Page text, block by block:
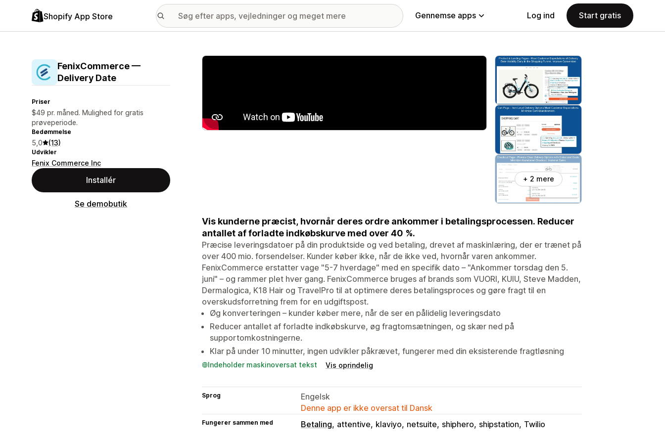
Shopify App Store Gennemse apps Log ind Start gratis
FenixCommerce —
Delivery Date
Priser
$49 pr. måned. Mulighed for gratis
prøveperiode.
Bedømmelse
5,0 (13)
Udvikler
Fenix Commerce Inc
Installér
Se demobutik
Galleri med udvalgte billeder
+ 2 mere
Vis kunderne præcist, hvornår deres ordre ankommer i betalingsprocessen. Reducer
antallet af forladte indkøbskurve med over 40 %.
Præcise leveringsdatoer på din produktside og ved betaling, drevet af maskinlæring, der er trænet på
over 400 mio. forsendelser. Kunder køber ikke, når de ikke ved, hvornår varen ankommer.
FenixCommerce erstatter vage "5-7 hverdage" med en specifik dato – "Ankommer torsdag den 5.
juni" – og rammer plet hver gang. FenixCommerce bruges af brands som VUORI, KUIU, Steve Madden,
Dermalogica, K18 Hair og TravelPro til at optimere deres betalingsproces og gøre fragt til en
overskudsforretning frem for en udgiftspost.
Øg konverteringen – kunder køber mere, når de ser en pålidelig leveringsdato
Reducer antallet af forladte indkøbskurve, øg fragtomsætningen, og skær ned på
supportomkostningerne.
Klar på under 10 minutter, ingen udvikler påkrævet, fungerer med din eksisterende fragtløsning
Indeholder maskinoversat tekst Vis oprindelig
Sprog
Engelsk
Denne app er ikke oversat til Dansk
Fungerer sammen med Betaling attentive klaviyo netsuite shiphero shipstation Twilio